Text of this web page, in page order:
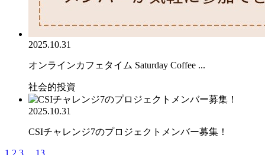
2025.10.31
オンラインカフェタイム Saturday Coffee ...
社会的投資
2025.10.31
CSIチャレンジ7のプロジェクトメンバー募集！
1 2 3 ... 13